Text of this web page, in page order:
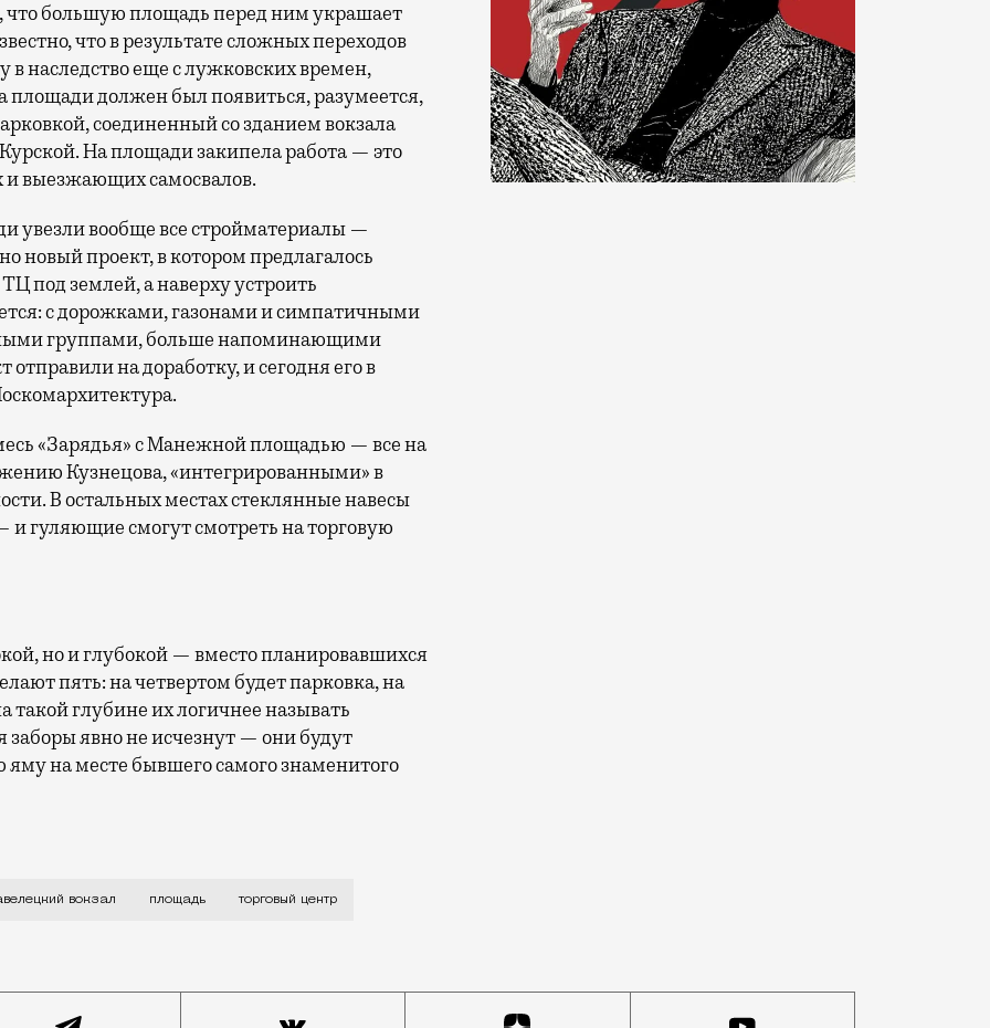
что большую площадь перед ним украшает
что в результате сложных переходов
в наследство еще с лужковских времен,
площади должен был появиться, разумеется,
соединенный со зданием вокзала
На площади закипела работа — это
выезжающих самосвалов.
увезли вообще все стройматериалы —
новый проект, в котором предлагалось
под землей, а наверху устроить
с дорожками, газонами и симпатичными
группами, больше напоминающими
на доработку, и сегодня его в
«Зарядья» с Манежной площадью — все на
Кузнецова, «интегрированными» в
В остальных местах стеклянные навесы
и гуляющие смогут смотреть на торговую
но и глубокой — вместо планировавшихся
пять: на четвертом будет парковка, на
глубине их логичнее называть
явно не исчезнут — они будут
на месте бывшего самого знаменитого
сдвинется с места, по крайней мере на бумаге. За последние десять с лишним лет эта
вокзал площадь торговый центр